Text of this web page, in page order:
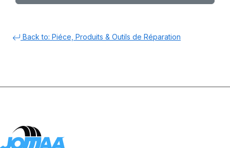
Back to: Piéce, Produits & Outils de Réparation